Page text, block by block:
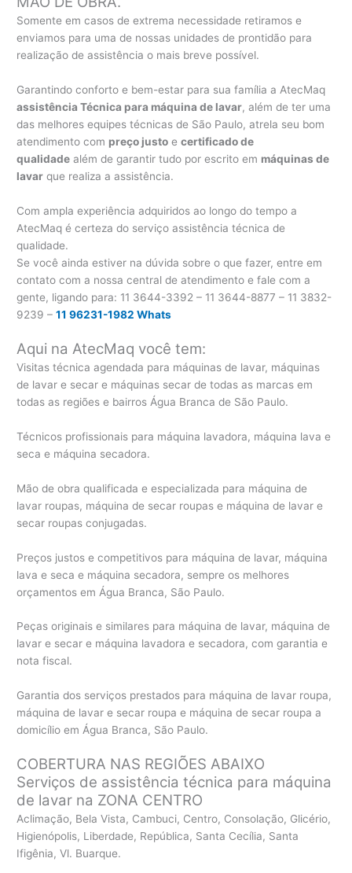
Somente em casos de extrema necessidade retiramos e
enviamos para uma de nossas unidades de prontidão para
realização de assistência o mais breve possível.
Garantindo conforto e bem-estar para sua família a AtecMaq
assistência Técnica para máquina de lavar, além de ter uma
das melhores equipes técnicas de São Paulo, atrela seu bom
atendimento com preço justo ecertificado de
qualidade além de garantir tudo por escrito em máquinas de
lavar que realiza a assistência.
Com ampla experiência adquiridos ao longo do tempo a
AtecMaq é certeza do serviço assistência técnica de
qualidade.
Se você ainda estiver na dúvida sobre o que fazer, entre em
contato com a nossa central de atendimento e fale com a
gente, ligando para: 11 3644-3392 – 11 3644-8877 – 11 3832-
9239 –11 96231-1982 Whats
Aqui na AtecMaq você tem:
Visitas técnica agendada para máquinas de lavar, máquinas
de lavar e secar e máquinas secar de todas as marcas em
todas as regiões e bairros Água Branca de São Paulo.
Técnicos profissionais para máquina lavadora, máquina lava e
seca e máquina secadora.
Mão de obra qualificada e especializada para máquina de
lavar roupas, máquina de secar roupas e máquina de lavar e
secar roupas conjugadas.
Preços justos e competitivos para máquina de lavar, máquina
lava e seca e máquina secadora, sempre os melhores
orçamentos em Água Branca, São Paulo.
Peças originais e similares para máquina de lavar, máquina de
lavar e secar e máquina lavadora e secadora, com garantia e
nota fiscal.
Garantia dos serviços prestados para máquina de lavar roupa,
máquina de lavar e secar roupa e máquina de secar roupa a
domicílio em Água Branca, São Paulo.
COBERTURA NAS REGIÕES ABAIXO
Serviços de assistência técnica para máquina
de lavar na ZONA CENTRO
Aclimação, Bela Vista, Cambuci, Centro, Consolação, Glicério,
Higienópolis, Liberdade, República, Santa Cecília, Santa
Ifigênia, Vl. Buarque.